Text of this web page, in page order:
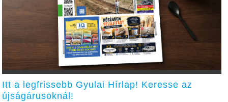
Itt a legfrissebb Gyulai Hírlap! Keresse az
újságárusoknál!